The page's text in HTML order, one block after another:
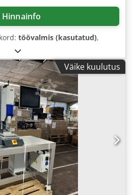
Hinnainfo
töövalmis (kasutatud),
Väike kuulutus